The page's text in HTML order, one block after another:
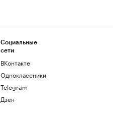
Социальные
сети
ВКонтакте
Одноклассники
Telegram
Дзен